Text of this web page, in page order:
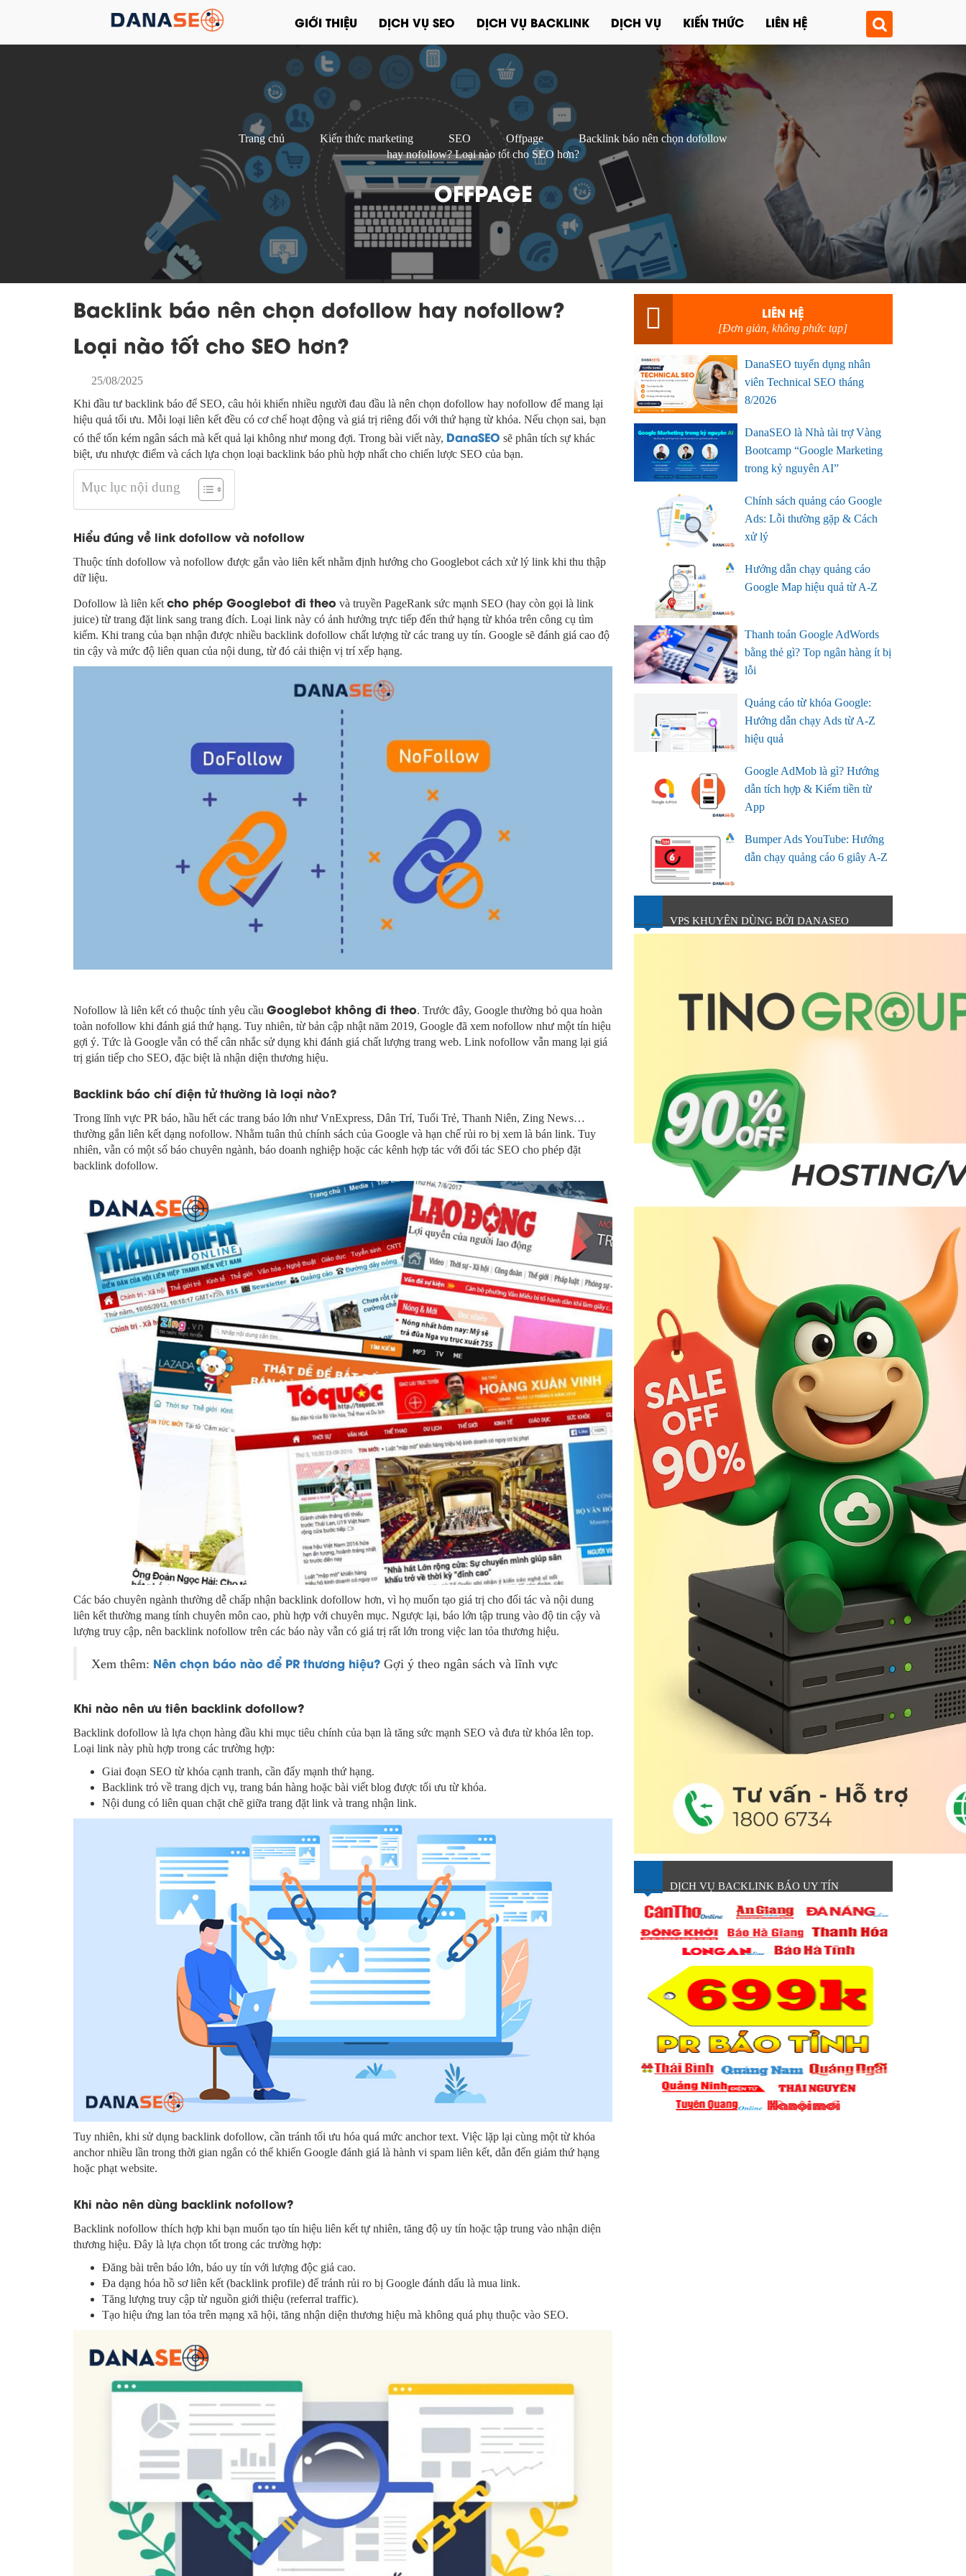
GIỚI THIỆU DỊCH VỤ SEO DỊCH VỤ BACKLINK DỊCH VỤ KIẾN THỨC LIÊN HỆ
Trang chủ Kiến thức marketing SEO Offpage
Backlink báo nên chọn dofollow
hay nofollow? Loại nào tốt cho SEO hơn?
OFFPAGE
Backlink báo nên chọn dofollow hay nofollow?
Loại nào tốt cho SEO hơn?
25/08/2025
Khi đầu tư backlink báo để SEO, câu hỏi khiến nhiều người đau đầu là nên chọn dofollow hay nofollow để mang lại
hiệu quả tối ưu. Mỗi loại liên kết đều có cơ chế hoạt động và giá trị riêng đối với thứ hạng từ khóa. Nếu chọn sai, bạn
có thể tốn kém ngân sách mà kết quả lại không như mong đợi. Trong bài viết này, DanaSEO sẽ phân tích sự khác
biệt, ưu nhược điểm và cách lựa chọn loại backlink báo phù hợp nhất cho chiến lược SEO của bạn.
Mục lục nội dung
Hiểu đúng về link dofollow và nofollow
Thuộc tính dofollow và nofollow được gắn vào liên kết nhằm định hướng cho Googlebot cách xử lý link khi thu thập
dữ liệu.
Dofollow là liên kết cho phép Googlebot đi theo và truyền PageRank sức mạnh SEO (hay còn gọi là link
juice) từ trang đặt link sang trang đích. Loại link này có ảnh hưởng trực tiếp đến thứ hạng từ khóa trên công cụ tìm
kiếm. Khi trang của bạn nhận được nhiều backlink dofollow chất lượng từ các trang uy tín. Google sẽ đánh giá cao độ
tin cậy và mức độ liên quan của nội dung, từ đó cải thiện vị trí xếp hạng.
Nofollow là liên kết có thuộc tính yêu cầu Googlebot không đi theo. Trước đây, Google thường bỏ qua hoàn
toàn nofollow khi đánh giá thứ hạng. Tuy nhiên, từ bản cập nhật năm 2019, Google đã xem nofollow như một tín hiệu
gợi ý. Tức là Google vẫn có thể cân nhắc sử dụng khi đánh giá chất lượng trang web. Link nofollow vẫn mang lại giá
trị gián tiếp cho SEO, đặc biệt là nhận diện thương hiệu.
Backlink báo chí điện tử thường là loại nào?
Trong lĩnh vực PR báo, hầu hết các trang báo lớn như VnExpress, Dân Trí, Tuổi Trẻ, Thanh Niên, Zing News…
thường gắn liên kết dạng nofollow. Nhằm tuân thủ chính sách của Google và hạn chế rủi ro bị xem là bán link. Tuy
nhiên, vẫn có một số báo chuyên ngành, báo doanh nghiệp hoặc các kênh hợp tác với đối tác SEO cho phép đặt
backlink dofollow.
Các báo chuyên ngành thường dễ chấp nhận backlink dofollow hơn, vì họ muốn tạo giá trị cho đối tác và nội dung
liên kết thường mang tính chuyên môn cao, phù hợp với chuyên mục. Ngược lại, báo lớn tập trung vào độ tin cậy và
lượng truy cập, nên backlink nofollow trên các báo này vẫn có giá trị rất lớn trong việc lan tỏa thương hiệu.
Xem thêm: Nên chọn báo nào để PR thương hiệu? Gợi ý theo ngân sách và lĩnh vực
Khi nào nên ưu tiên backlink dofollow?
Backlink dofollow là lựa chọn hàng đầu khi mục tiêu chính của bạn là tăng sức mạnh SEO và đưa từ khóa lên top.
Loại link này phù hợp trong các trường hợp:
Giai đoạn SEO từ khóa cạnh tranh, cần đẩy mạnh thứ hạng.
Backlink trỏ về trang dịch vụ, trang bán hàng hoặc bài viết blog được tối ưu từ khóa.
Nội dung có liên quan chặt chẽ giữa trang đặt link và trang nhận link.
Tuy nhiên, khi sử dụng backlink dofollow, cần tránh tối ưu hóa quá mức anchor text. Việc lặp lại cùng một từ khóa
anchor nhiều lần trong thời gian ngắn có thể khiến Google đánh giá là hành vi spam liên kết, dẫn đến giảm thứ hạng
hoặc phạt website.
Khi nào nên dùng backlink nofollow?
Backlink nofollow thích hợp khi bạn muốn tạo tín hiệu liên kết tự nhiên, tăng độ uy tín hoặc tập trung vào nhận diện
thương hiệu. Đây là lựa chọn tốt trong các trường hợp:
Đăng bài trên báo lớn, báo uy tín với lượng độc giả cao.
Đa dạng hóa hồ sơ liên kết (backlink profile) để tránh rủi ro bị Google đánh dấu là mua link.
Tăng lượng truy cập từ nguồn giới thiệu (referral traffic).
Tạo hiệu ứng lan tỏa trên mạng xã hội, tăng nhận diện thương hiệu mà không quá phụ thuộc vào SEO.
LIÊN HỆ
[Đơn giản, không phức tạp]
DanaSEO tuyển dụng nhân
viên Technical SEO tháng
8/2026
DanaSEO là Nhà tài trợ Vàng
Bootcamp “Google Marketing
trong kỷ nguyên AI”
Chính sách quảng cáo Google
Ads: Lỗi thường gặp & Cách
xử lý
Hướng dẫn chạy quảng cáo
Google Map hiệu quả từ A-Z
Thanh toán Google AdWords
bằng thẻ gì? Top ngân hàng ít bị
lỗi
Quảng cáo từ khóa Google:
Hướng dẫn chạy Ads từ A-Z
hiệu quả
Google AdMob là gì? Hướng
dẫn tích hợp & Kiếm tiền từ
App
Bumper Ads YouTube: Hướng
dẫn chạy quảng cáo 6 giây A-Z
VPS KHUYÊN DÙNG BỞI DANASEO
DỊCH VỤ BACKLINK BÁO UY TÍN